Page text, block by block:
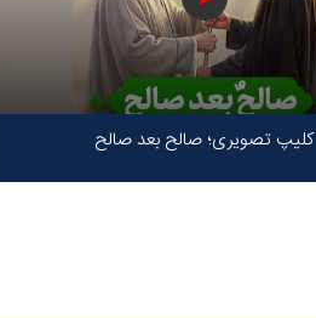
کلیپ تصویری؛ صالح بعد صالح